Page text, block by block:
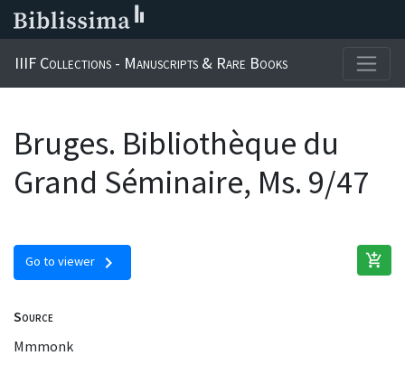
IIIF Collections - Manuscripts & Rare Books
Bruges. Bibliothèque du
Grand Séminaire, Ms. 9/47
Go to viewer chevron_right add_shopping_cart
Source
Mmmonk